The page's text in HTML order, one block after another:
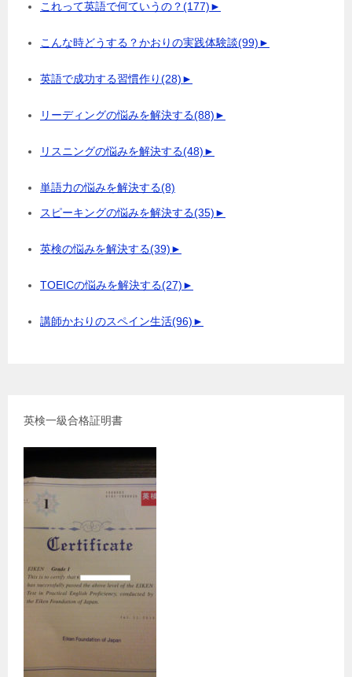
これって英語で何ていうの？(177)►
こんな時どうする？かおりの実践体験談(99)►
英語で成功する習慣作り(28)►
リーディングの悩みを解決する(88)►
リスニングの悩みを解決する(48)►
単語力の悩みを解決する(8)
スピーキングの悩みを解決する(35)►
英検の悩みを解決する(39)►
TOEICの悩みを解決する(27)►
講師かおりのスペイン生活(96)►
英検一級合格証明書